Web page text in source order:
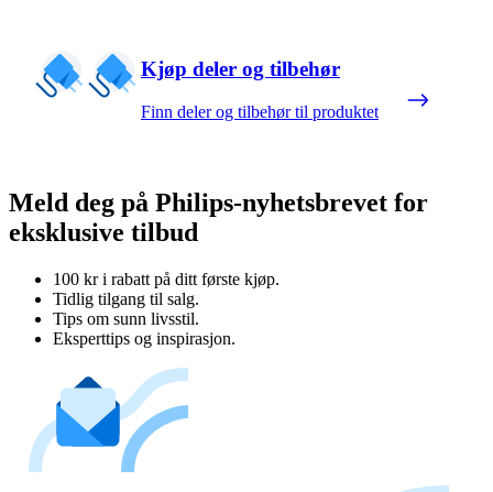
Kjøp deler og tilbehør
Finn deler og tilbehør til produktet
Meld deg på Philips-nyhetsbrevet for
eksklusive tilbud
100 kr i rabatt på ditt første kjøp.
Tidlig tilgang til salg.
Tips om sunn livsstil.
Eksperttips og inspirasjon.